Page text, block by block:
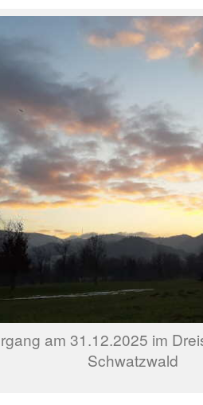
am 31.12.2025 im
Schwatzwald